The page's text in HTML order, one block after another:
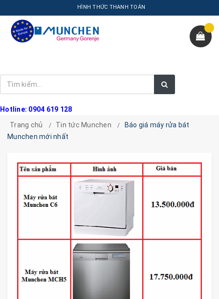
HÌNH THỨC THANH TOÁN
Hotline: 0904 619 128
Trang chủ
Tin tức Munchen
Báo giá máy rửa bát
Munchen mới nhất